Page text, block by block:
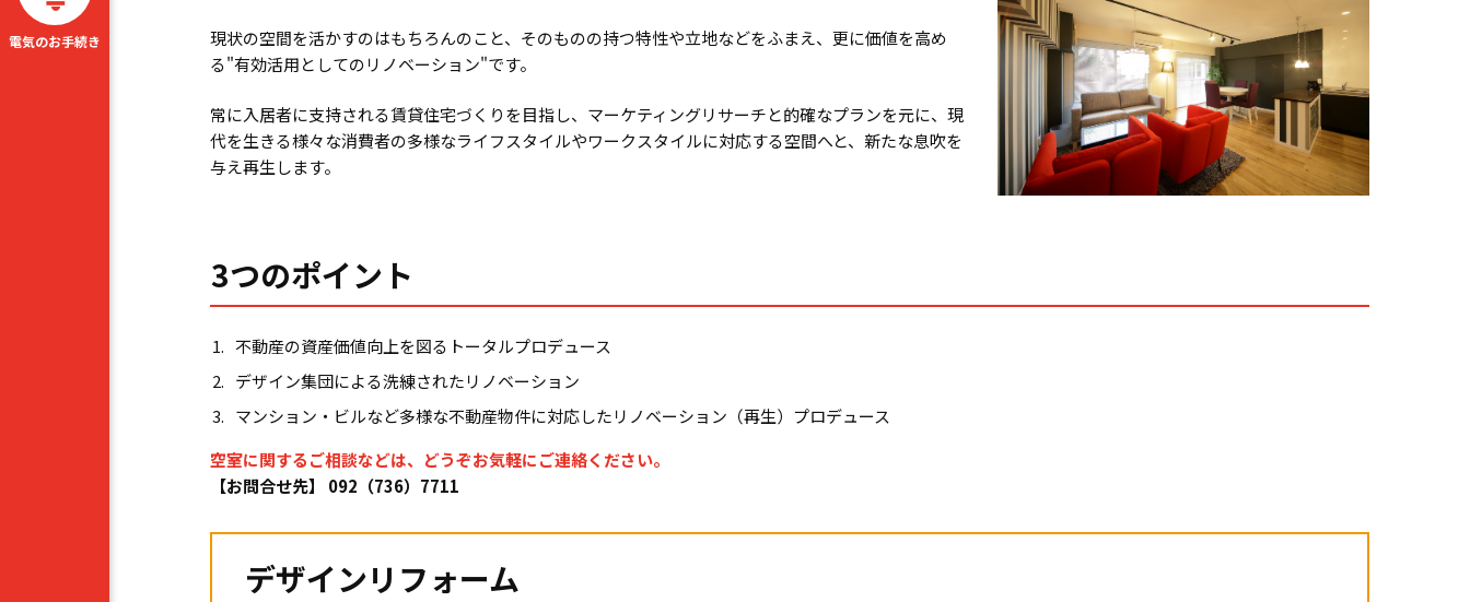
電気のお手続き
現状の空間を活かすのはもちろんのこと、そのものの持つ特性や立地などをふまえ、更に価値を高め
る"有効活用としてのリノベーション"です。
常に入居者に支持される賃貸住宅づくりを目指し、マーケティングリサーチと的確なプランを元に、現
代を生きる様々な消費者の多様なライフスタイルやワークスタイルに対応する空間へと、新たな息吹を
与え再生します。
3つのポイント
不動産の資産価値向上を図るトータルプロデュース
デザイン集団による洗練されたリノベーション
マンション・ビルなど多様な不動産物件に対応したリノベーション（再生）プロデュース
空室に関するご相談などは、どうぞお気軽にご連絡ください。
【お問合せ先】 092（736）7711
デザインリフォーム